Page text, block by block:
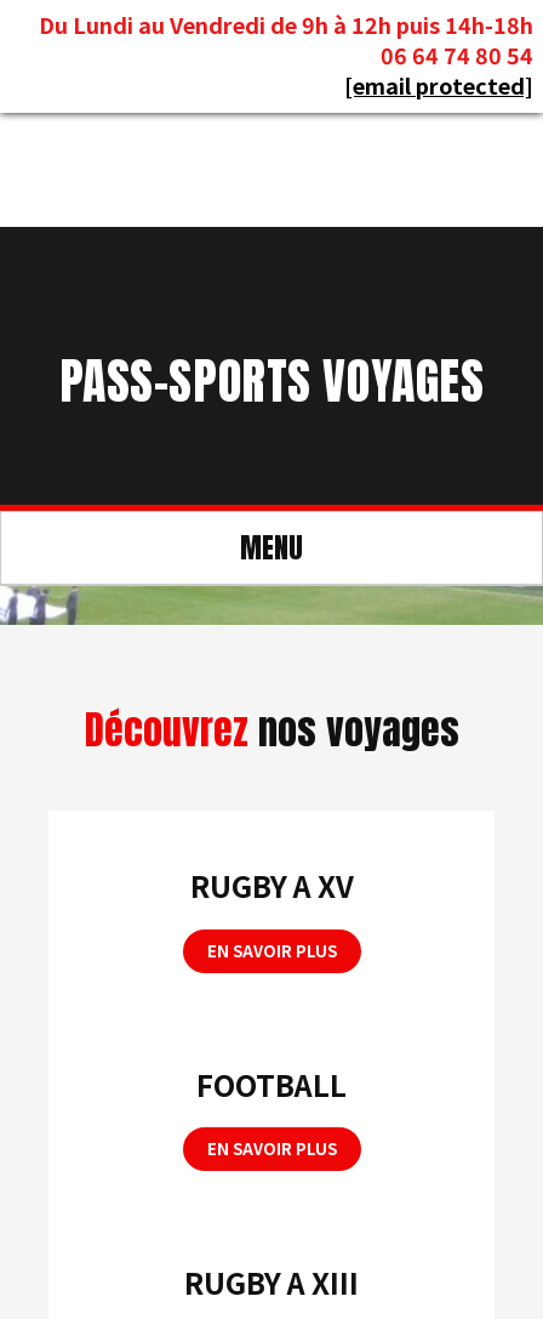
Du Lundi au Vendredi de 9h à 12h puis 14h-18h
06 64 74 80 54
[email protected]
PASS-SPORTS VOYAGES
MENU
Découvrez nos voyages
RUGBY A XV
EN SAVOIR PLUS
FOOTBALL
EN SAVOIR PLUS
RUGBY A XIII